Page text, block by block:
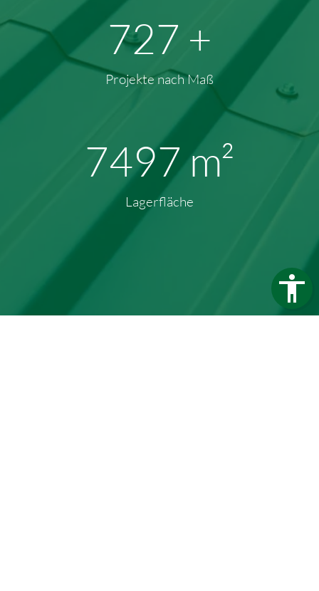
949 +
Projekte nach Maß
10112m²
Lagerfläche